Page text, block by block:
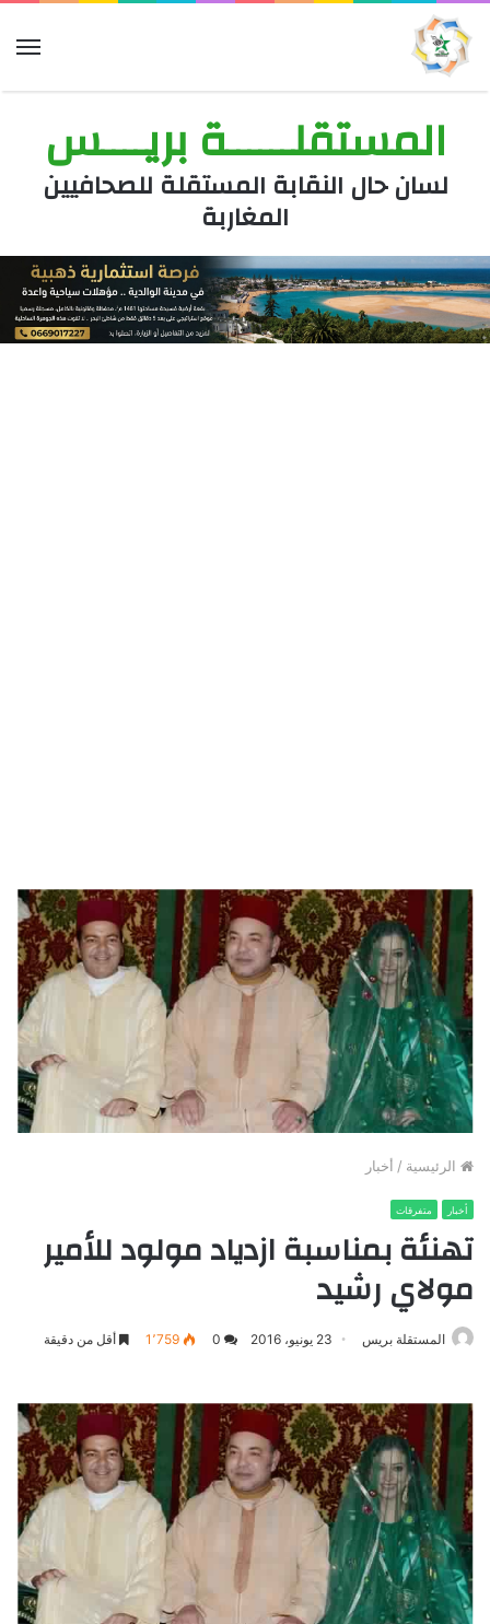
المستقلــــــة بريــــس
لسان حال النقابة المستقلة للصحافيين
المغاربة
الرئيسية / أخبار
أخبار متفرقات
تهنئة بمناسبة ازدياد مولود للأمير
مولاي رشيد
المستقلة بريس 23 يونيو، 2016 0 1٬759 أقل من دقيقة